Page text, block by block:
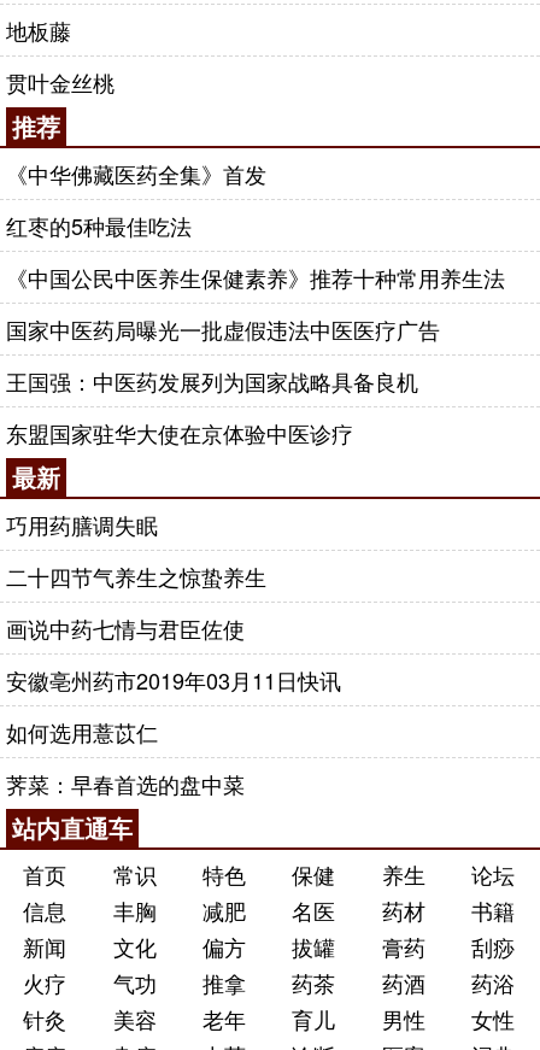
地板藤
贯叶金丝桃
推荐
《中华佛藏医药全集》首发
红枣的5种最佳吃法
《中国公民中医养生保健素养》推荐十种常用养生法
国家中医药局曝光一批虚假违法中医医疗广告
王国强：中医药发展列为国家战略具备良机
东盟国家驻华大使在京体验中医诊疗
最新
巧用药膳调失眠
二十四节气养生之惊蛰养生
画说中药七情与君臣佐使
安徽亳州药市2019年03月11日快讯
如何选用薏苡仁
荠菜：早春首选的盘中菜
站内直通车
首页 常识 特色 保健 养生
论坛
信息
丰胸 减肥 名医 药材
书籍
新闻
文化 偏方 拔罐 膏药
刮痧
火疗
气功 推拿 药茶 药酒
药浴
针灸
美容 老年 育儿 男性
女性